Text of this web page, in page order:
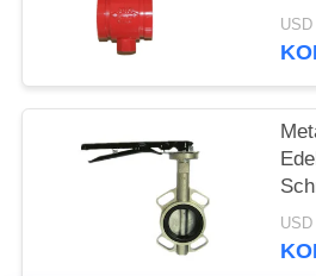
mit